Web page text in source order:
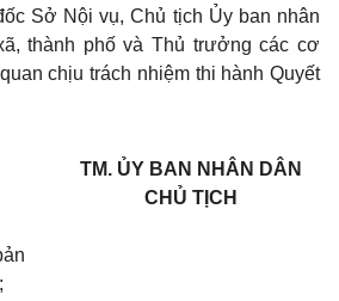
Sở Nội vụ, Chủ tịch Ủy ban nhân
thành phố và Thủ trưởng các cơ
chịu trách nhiệm thi hành Quyết
TM. ỦY BAN NHÂN DÂN
CHỦ TỊCH